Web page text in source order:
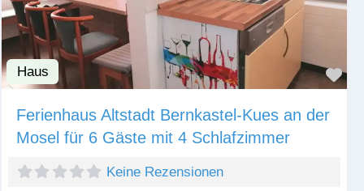
Haus
Ferienhaus Altstadt Bernkastel-Kues an der
Mosel für 6 Gäste mit 4 Schlafzimmer
Keine Rezensionen